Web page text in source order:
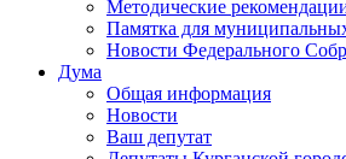
Методические
Памятка для
Новости Федерального
Дума
Общая информация
Новости
Ваш депутат